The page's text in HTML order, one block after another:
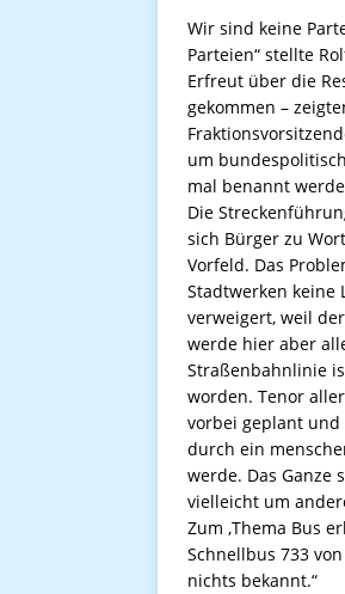
Wir sind keine
Parteien“ stellte
Erfreut über die
gekommen –
um
mal benannt
Die
sich Bürger zu
Vorfeld. Das
Stadtwerken keine
verweigert, weil
werde hier aber
Straßenbahnlinie
worden. Tenor
vorbei geplant
durch ein
werde. Das Ganze
vielleicht um
Zum ‚Thema Bus
Schnellbus 733
nichts bekannt.“